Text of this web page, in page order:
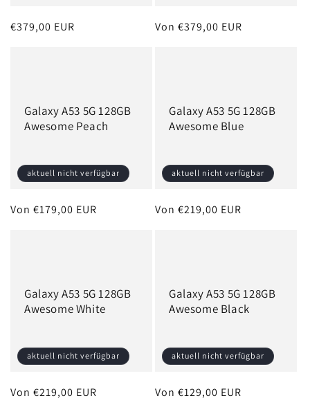
Normaler
€379,00 EUR
Normaler
Von €379,00 EUR
Galaxy A53 5G 128GB
Awesome Peach
aktuell nicht verfügbar
Normaler
Von €179,00 EUR
Galaxy A53 5G 128GB
Awesome Blue
aktuell nicht verfügbar
Normaler
Von €219,00 EUR
Galaxy A53 5G 128GB
Awesome White
aktuell nicht verfügbar
Normaler
Von €219,00 EUR
Galaxy A53 5G 128GB
Awesome Black
aktuell nicht verfügbar
Normaler
Von €129,00 EUR